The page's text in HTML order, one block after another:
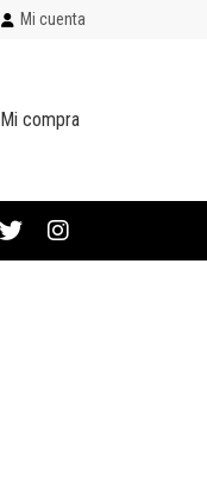
Mi cuenta
Mi compra